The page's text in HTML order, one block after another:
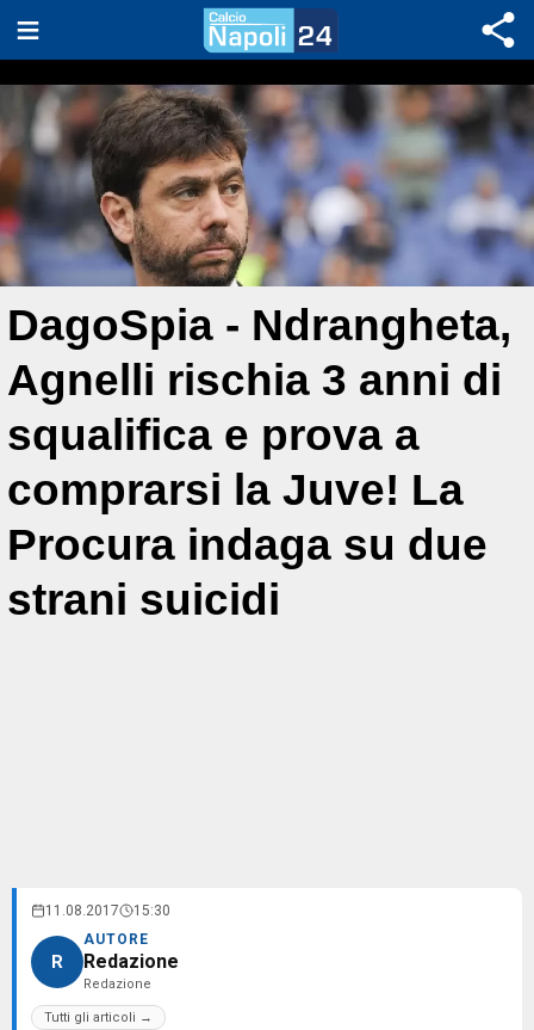
DagoSpia - Ndrangheta,
Agnelli rischia 3 anni di
squalifica e prova a
comprarsi la Juve! La
Procura indaga su due
strani suicidi
11.08.2017 15:30
R
AUTORE
Redazione
Redazione
Tutti gli articoli →